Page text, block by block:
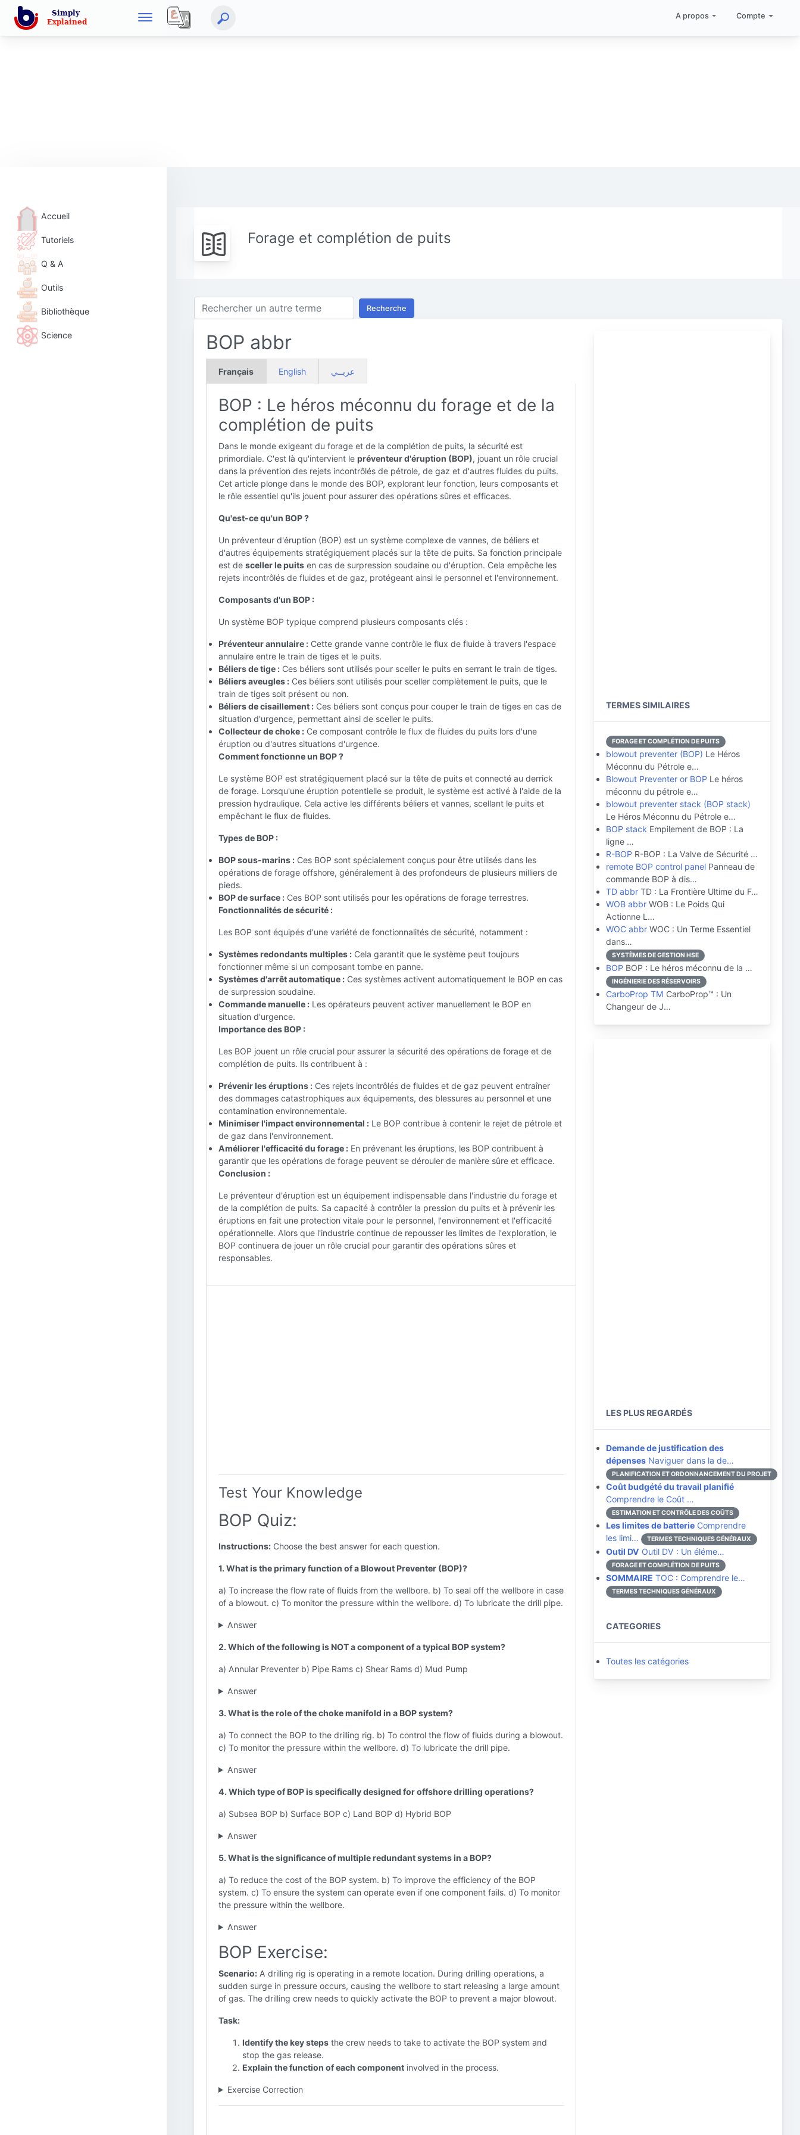
A propos Compte
Accueil
Tutoriels
Q & A
Outils
Bibliothèque
Science
Forage et complétion de puits
Recherche
BOP abbr
Français English عربــي
BOP : Le héros méconnu du forage et de la
complétion de puits
Dans le monde exigeant du forage et de la complétion de puits, la sécurité est
primordiale. C'est là qu'intervient le préventeur d'éruption (BOP), jouant un rôle crucial
dans la prévention des rejets incontrôlés de pétrole, de gaz et d'autres fluides du puits.
Cet article plonge dans le monde des BOP, explorant leur fonction, leurs composants et
le rôle essentiel qu'ils jouent pour assurer des opérations sûres et efficaces.
Qu'est-ce qu'un BOP ?
Un préventeur d'éruption (BOP) est un système complexe de vannes, de béliers et
d'autres équipements stratégiquement placés sur la tête de puits. Sa fonction principale
est de sceller le puits en cas de surpression soudaine ou d'éruption. Cela empêche les
rejets incontrôlés de fluides et de gaz, protégeant ainsi le personnel et l'environnement.
Composants d'un BOP :
Un système BOP typique comprend plusieurs composants clés :
Préventeur annulaire : Cette grande vanne contrôle le flux de fluide à travers l'espace
annulaire entre le train de tiges et le puits.
Béliers de tige : Ces béliers sont utilisés pour sceller le puits en serrant le train de tiges.
Béliers aveugles : Ces béliers sont utilisés pour sceller complètement le puits, que le
train de tiges soit présent ou non.
Béliers de cisaillement : Ces béliers sont conçus pour couper le train de tiges en cas de
situation d'urgence, permettant ainsi de sceller le puits.
Collecteur de choke : Ce composant contrôle le flux de fluides du puits lors d'une
éruption ou d'autres situations d'urgence.
Comment fonctionne un BOP ?
Le système BOP est stratégiquement placé sur la tête de puits et connecté au derrick
de forage. Lorsqu'une éruption potentielle se produit, le système est activé à l'aide de la
pression hydraulique. Cela active les différents béliers et vannes, scellant le puits et
empêchant le flux de fluides.
Types de BOP :
BOP sous-marins : Ces BOP sont spécialement conçus pour être utilisés dans les
opérations de forage offshore, généralement à des profondeurs de plusieurs milliers de
pieds.
BOP de surface : Ces BOP sont utilisés pour les opérations de forage terrestres.
Fonctionnalités de sécurité :
Les BOP sont équipés d'une variété de fonctionnalités de sécurité, notamment :
Systèmes redondants multiples : Cela garantit que le système peut toujours
fonctionner même si un composant tombe en panne.
Systèmes d'arrêt automatique : Ces systèmes activent automatiquement le BOP en cas
de surpression soudaine.
Commande manuelle : Les opérateurs peuvent activer manuellement le BOP en
situation d'urgence.
Importance des BOP :
Les BOP jouent un rôle crucial pour assurer la sécurité des opérations de forage et de
complétion de puits. Ils contribuent à :
Prévenir les éruptions : Ces rejets incontrôlés de fluides et de gaz peuvent entraîner
des dommages catastrophiques aux équipements, des blessures au personnel et une
contamination environnementale.
Minimiser l'impact environnemental : Le BOP contribue à contenir le rejet de pétrole et
de gaz dans l'environnement.
Améliorer l'efficacité du forage : En prévenant les éruptions, les BOP contribuent à
garantir que les opérations de forage peuvent se dérouler de manière sûre et efficace.
Conclusion :
Le préventeur d'éruption est un équipement indispensable dans l'industrie du forage et
de la complétion de puits. Sa capacité à contrôler la pression du puits et à prévenir les
éruptions en fait une protection vitale pour le personnel, l'environnement et l'efficacité
opérationnelle. Alors que l'industrie continue de repousser les limites de l'exploration, le
BOP continuera de jouer un rôle crucial pour garantir des opérations sûres et
responsables.
Test Your Knowledge
BOP Quiz:
Instructions: Choose the best answer for each question.
1. What is the primary function of a Blowout Preventer (BOP)?
a) To increase the flow rate of fluids from the wellbore. b) To seal off the wellbore in case
of a blowout. c) To monitor the pressure within the wellbore. d) To lubricate the drill pipe.
Answer
2. Which of the following is NOT a component of a typical BOP system?
a) Annular Preventer b) Pipe Rams c) Shear Rams d) Mud Pump
Answer
3. What is the role of the choke manifold in a BOP system?
a) To connect the BOP to the drilling rig. b) To control the flow of fluids during a blowout.
c) To monitor the pressure within the wellbore. d) To lubricate the drill pipe.
Answer
4. Which type of BOP is specifically designed for offshore drilling operations?
a) Subsea BOP b) Surface BOP c) Land BOP d) Hybrid BOP
Answer
5. What is the significance of multiple redundant systems in a BOP?
a) To reduce the cost of the BOP system. b) To improve the efficiency of the BOP
system. c) To ensure the system can operate even if one component fails. d) To monitor
the pressure within the wellbore.
Answer
BOP Exercise:
Scenario: A drilling rig is operating in a remote location. During drilling operations, a
sudden surge in pressure occurs, causing the wellbore to start releasing a large amount
of gas. The drilling crew needs to quickly activate the BOP to prevent a major blowout.
Task:
Identify the key steps the crew needs to take to activate the BOP system and
stop the gas release.
Explain the function of each component involved in the process.
Exercise Correction
TERMES SIMILAIRES
FORAGE ET COMPLÉTION DE PUITS
blowout preventer (BOP) Le Héros
Méconnu du Pétrole e…
Blowout Preventer or BOP Le héros
méconnu du pétrole e…
blowout preventer stack (BOP stack)
Le Héros Méconnu du Pétrole e…
BOP stack Empilement de BOP : La
ligne …
R-BOP R-BOP : La Valve de Sécurité …
remote BOP control panel Panneau de
commande BOP à dis…
TD abbr TD : La Frontière Ultime du F…
WOB abbr WOB : Le Poids Qui
Actionne L…
WOC abbr WOC : Un Terme Essentiel
dans…
SYSTÈMES DE GESTION HSE
BOP BOP : Le héros méconnu de la …
INGÉNIERIE DES RÉSERVOIRS
CarboProp TM CarboProp™ : Un
Changeur de J…
LES PLUS REGARDÉS
Demande de justification des
dépenses Naviguer dans la de…
PLANIFICATION ET ORDONNANCEMENT DU PROJET
Coût budgété du travail planifié
Comprendre le Coût …
ESTIMATION ET CONTRÔLE DES COÛTS
Les limites de batterie Comprendre
les limi…
TERMES TECHNIQUES GÉNÉRAUX
Outil DV Outil DV : Un éléme…
FORAGE ET COMPLÉTION DE PUITS
SOMMAIRE TOC : Comprendre le…
TERMES TECHNIQUES GÉNÉRAUX
CATEGORIES
Toutes les catégories